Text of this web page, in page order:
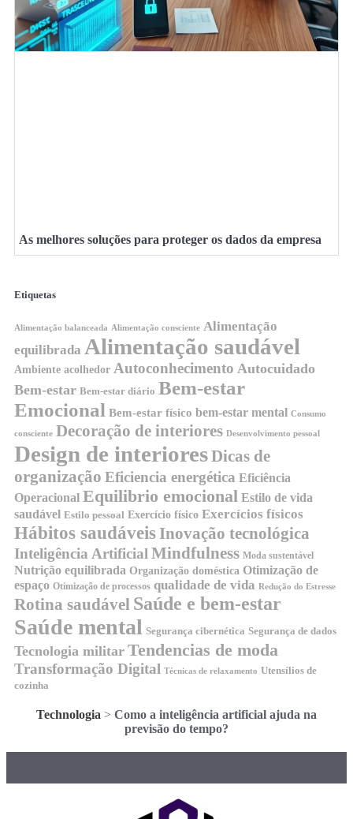
As melhores soluções para proteger os dados da empresa
Etiquetas
Alimentação balanceada Alimentação consciente Alimentação
equilibrada Alimentação saudável
Ambiente acolhedor Autoconhecimento Autocuidado
Bem-estar Bem-estar diário Bem-estar
Emocional Bem-estar físico bem-estar mental Consumo
consciente Decoração de interiores Desenvolvimento pessoal
Design de interioresDicas de
organização Eficiencia energética Eficiência
Operacional Equilibrio emocional Estilo de vida
saudável Estilo pessoal Exercício físico Exercícios físicos
Hábitos saudáveis Inovação tecnológica
Inteligência ArtificialMindfulness Moda sustentável
Nutrição equilibrada Organização doméstica Otimização de
espaço Otimização de processos qualidade de vida Redução do Estresse
Rotina saudável Saúde e bem-estar
Saúde mental Segurança cibernética Segurança de dados
Tecnologia militar Tendencias de moda
Transformação Digital Técnicas de relaxamento Utensílios de
cozinha
Technologia > Como a inteligência artificial ajuda na
previsão do tempo?